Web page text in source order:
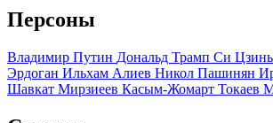
Персоны
Владимир Путин Дональд Трамп Си
Эрдоган Ильхам Алиев Никол Пашинян
Шавкат Мирзиеев Касым-Жомарт Токаев